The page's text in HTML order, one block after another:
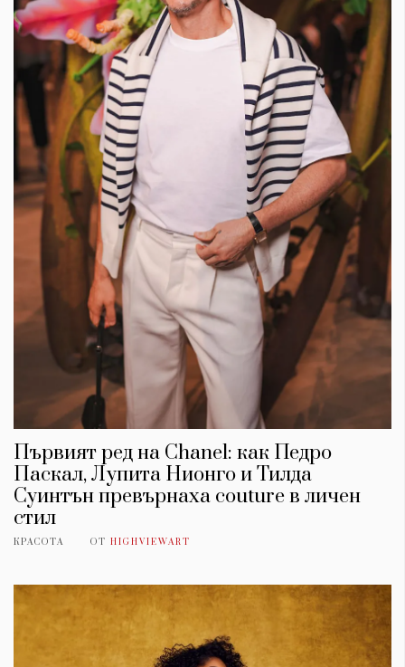
Първият ред на Chanel: как Педро
Паскал, Лупита Нионго и Тилда
Суинтън превърнаха couture в личен
стил
КРАСОТА ОТ HIGHVIEWART